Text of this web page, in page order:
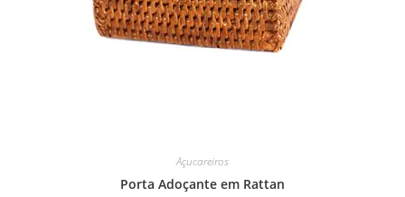
Açucareiros
Porta Adoçante em Rattan